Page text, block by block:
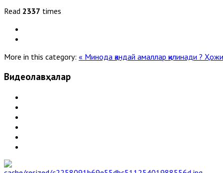
Read 2337 times
More in this category: « Минода қандай амаллар қилинади ?
Видеолавҳалар